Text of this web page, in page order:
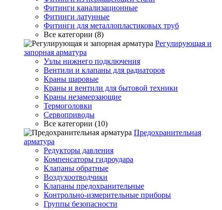
Фитинги канализационные
Фитинги латунные
Фитинги для металлопластиковых труб
Все категории (8)
Регулирующая и
запорная арматура
Узлы нижнего подключения
Вентили и клапаны для радиаторов
Краны шаровые
Краны и вентили для бытовой техники
Краны незамерзающие
Термоголовки
Сервоприводы
Все категории (10)
Предохранительная
арматура
Редукторы давления
Компенсаторы гидроудара
Клапаны обратные
Воздухоотводчики
Клапаны предохранительные
Контрольно-измерительные приборы
Группы безопасности